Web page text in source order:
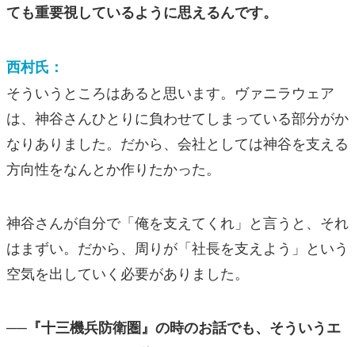
ても重要視しているように思えるんです。
西村氏：
そういうところはあると思います。ヴァニラウェア
は、神谷さんひとりに負わせてしまっている部分がか
なりありました。だから、会社としては神谷を支える
方向性をなんとか作りたかった。
神谷さんが自分で「俺を支えてくれ」と言うと、それ
はまずい。だから、周りが「社長を支えよう」という
空気を出していく必要がありました。
──『十三機兵防衛圏』の時のお話でも、そういうエ